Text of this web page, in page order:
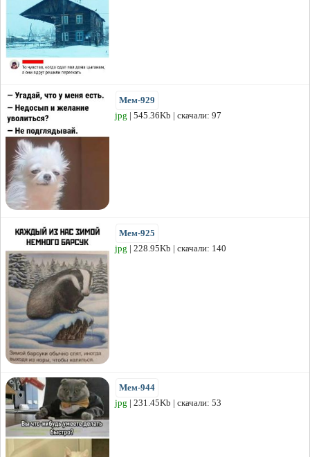
Мем-929
jpg | 545.36Kb | скачали: 97
Мем-925
jpg | 228.95Kb | скачали: 140
Мем-944
jpg | 231.45Kb | скачали: 53